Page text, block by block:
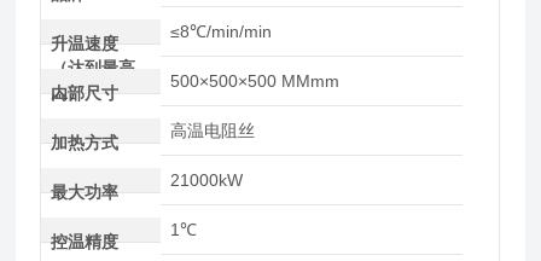
升温速度
（达到最高
温）
≤8℃/min/min
内部尺寸
500×500×500 MMmm
加热方式
高温电阻丝
最大功率
21000kW
控温精度
1℃